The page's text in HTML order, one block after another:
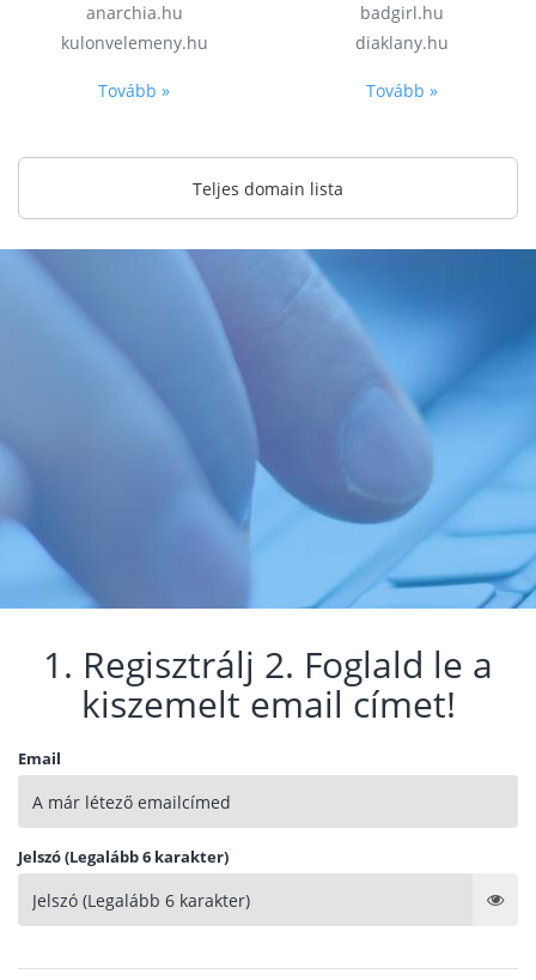
anarchia.hu
kulonvelemeny.hu
Tovább »
badgirl.hu
diaklany.hu
Tovább »
Teljes domain lista
1. Regisztrálj 2. Foglald le a
kiszemelt email címet!
Email
Jelszó (Legalább 6 karakter)